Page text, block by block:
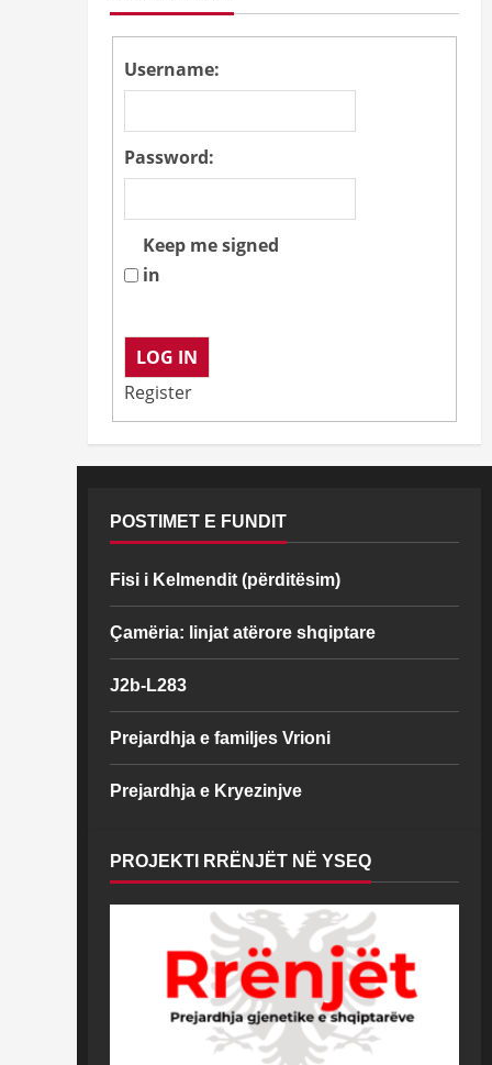
Username:
Password:
Keep me signed
in
LOG IN
Register
POSTIMET E FUNDIT
Fisi i Kelmendit (përditësim)
Çamëria: linjat atërore shqiptare
J2b-L283
Prejardhja e familjes Vrioni
Prejardhja e Kryezinjve
PROJEKTI RRËNJËT NË YSEQ